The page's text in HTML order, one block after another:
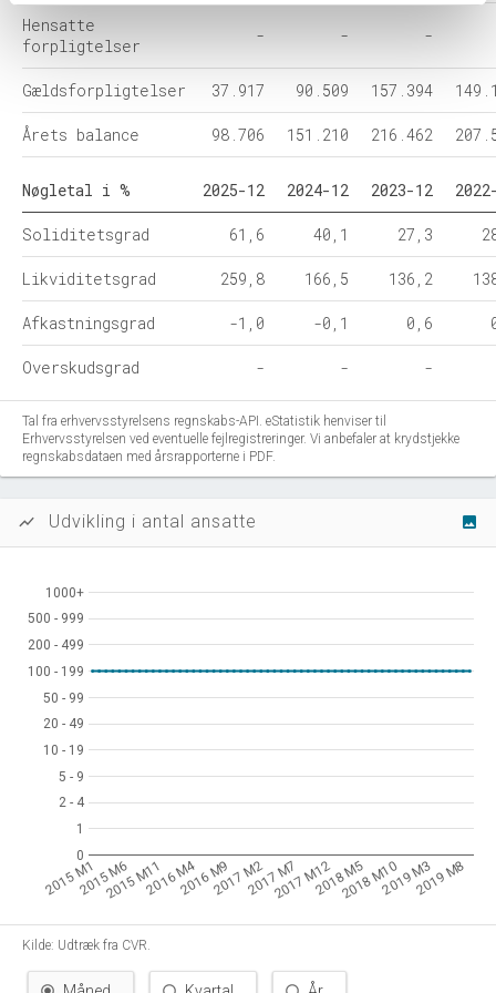
Hensatte
forpligtelser
- - -
Gældsforpligtelser 37.917 90.509 157.394
Årets balance 98.706 151.210 216.462
Nøgletal i % 2025-12 2024-12 2023-12
Soliditetsgrad 61,6 40,1 27,3
Likviditetsgrad 259,8 166,5 136,2
Afkastningsgrad -1,0 -0,1 0,6
Overskudsgrad - - -
Tal fra erhvervsstyrelsens regnskabs-API. eStatistik henviser til
Erhvervsstyrelsen ved eventuelle fejlregistreringer. Vi anbefaler at krydstjekke
regnskabsdataen med årsrapporterne i PDF.
show_chart Udvikling i antal ansatte image
2015 M12015 M62015 M112016 M42016 M92017 M22017 M72017 M122018 M52018 M102019 M32019 M8
0
0
11
2 - 4
2 - 4
5 - 9
5 - 9
10 - 19
10 - 19
20 - 49
20 - 49
50 - 99
50 - 99
100 - 199
100 - 199
200 - 499
200 - 499
500 - 999
500 - 999
1000+
1000+
Kilde: Udtræk fra CVR.